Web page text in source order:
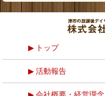
トップ
活動報告